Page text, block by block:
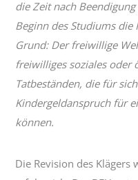
die Zeit nach
Beginn des Studiums die
Grund: Der freiwillige
freiwilliges soziales oder
Tatbeständen, die für
Kindergeldanspruch für
können.
Die Revision des